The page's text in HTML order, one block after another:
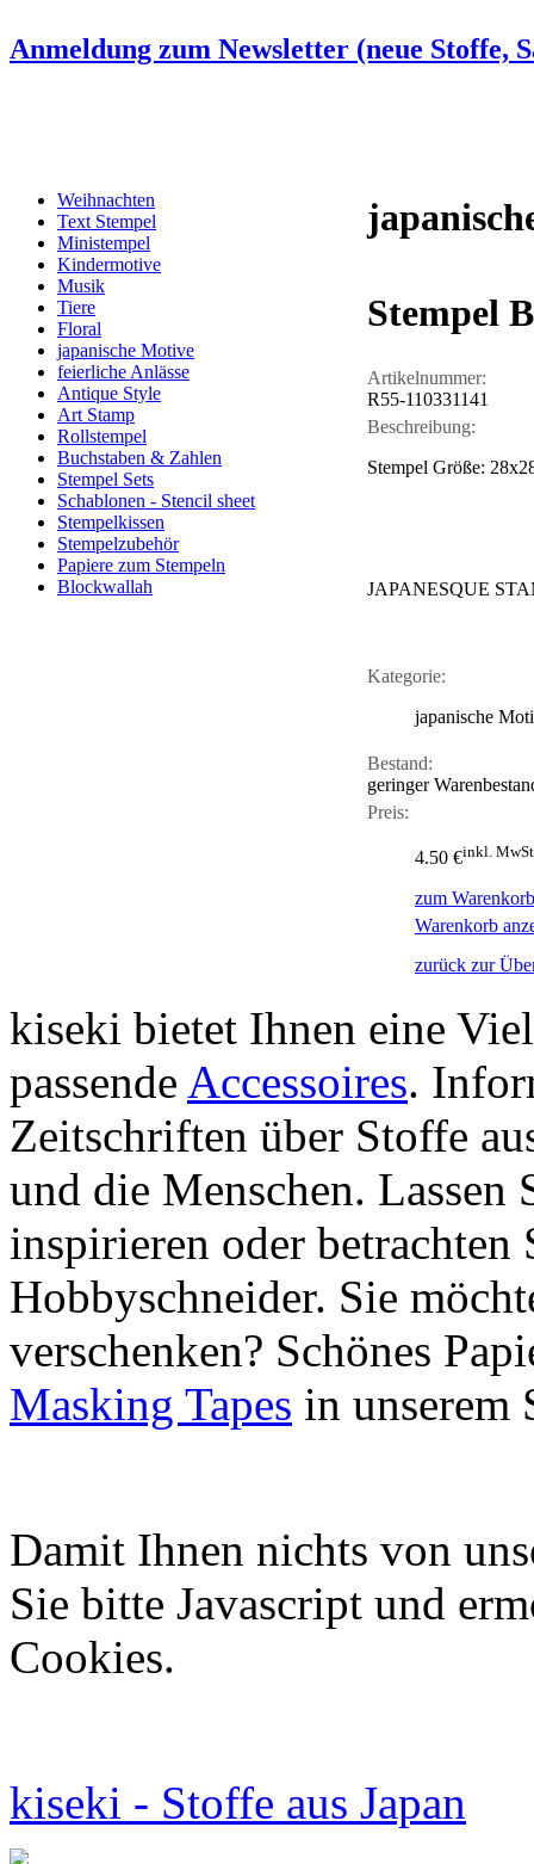
Anmeldung zum Newsletter (neue Stoffe,
Weihnachten
Text Stempel
Ministempel
Kindermotive
Musik
Tiere
Floral
japanische Motive
feierliche Anlässe
Antique Style
Art Stamp
Rollstempel
Buchstaben & Zahlen
Stempel Sets
Schablonen - Stencil sheet
Stempelkissen
Stempelzubehör
Papiere zum Stempeln
Blockwallah
Stempel
Artikelnummer:
R55-110331141
Beschreibung:
Stempel Größe:
JAPANESQUE
Kategorie:
japanische
Bestand:
geringer
Preis:
4.50 €inkl.
zum
Warenkorb
zurück zur
kiseki bietet Ihnen eine
passende Accessoires.
Zeitschriften über Stoffe
und die Menschen.
inspirieren oder betrachten
Hobbyschneider. Sie
verschenken? Schönes
Masking Tapes in unserem
Damit Ihnen nichts von
Sie bitte Javascript und
Cookies.
kiseki - Stoffe aus Japan